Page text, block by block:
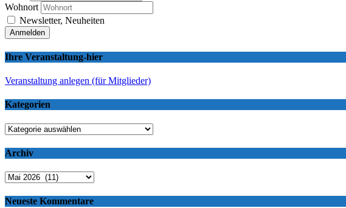
Wohnort
Newsletter, Neuheiten
Ihre Veranstaltung-hier
Veranstaltung anlegen (für Mitglieder)
Kategorien
Kategorien
Archiv
Archiv
Neueste Kommentare